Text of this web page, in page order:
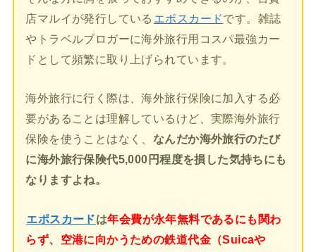
店マルイが発行している エポスカードです。雑誌
やトラベルブロガーに海外旅行用コスパ最強カー
ドとして頻繁に取り上げられています。
海外旅行に行く際は、海外旅行保険に加入する必
要があることは理解しているけど、実際海外旅行
保険を使うことはなく、 なんだか海外旅行のたび
に海外旅行保険代5,000円程度を損した気持ちにも
なりますよね。
エポスカードは年会費が永年無料であるにも関わ
らず、空港に向かうための鉄道代金（Suicaや